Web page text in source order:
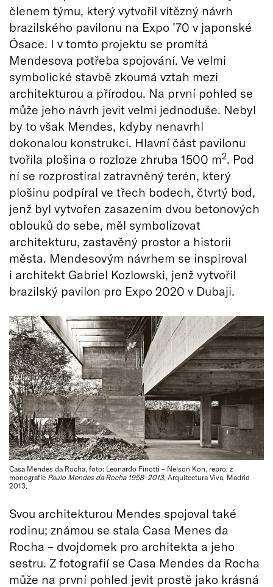
členem týmu, který vytvořil vítězný návrh
brazilského pavilonu na Expo ’70 v japonské
Ósace. I v tomto projektu se promítá
Mendesova potřeba spojování. Ve velmi
symbolické stavbě zkoumá vztah mezi
architekturou a přírodou. Na první pohled se
může jeho návrh jevit velmi jednoduše. Nebyl
by to však Mendes, kdyby nenavrhl
dokonalou konstrukci. Hlavní část pavilonu
tvořila plošina o rozloze zhruba 1500 m2. Pod
ní se rozprostíral zatravněný terén, který
plošinu podpíral ve třech bodech, čtvrtý bod,
jenž byl vytvořen zasazením dvou betonových
oblouků do sebe, měl symbolizovat
architekturu, zastavěný prostor a historii
města. Mendesovým návrhem se inspiroval
i architekt Gabriel Kozlowski, jenž vytvořil
brazilský pavilon pro Expo 2020 v Dubaji.
Casa Mendes da Rocha, foto: Leonardo Finotti – Nelson Kon, repro: z
monografie Paulo Mendes da Rocha 1958–2013, Arquitectura Viva, Madrid
2013.
Svou architekturou Mendes spojoval také
rodinu; známou se stala Casa Menes da
Rocha – dvojdomek pro architekta a jeho
sestru. Z fotografií se Casa Mendes da Rocha
může na první pohled jevit prostě jako krásná